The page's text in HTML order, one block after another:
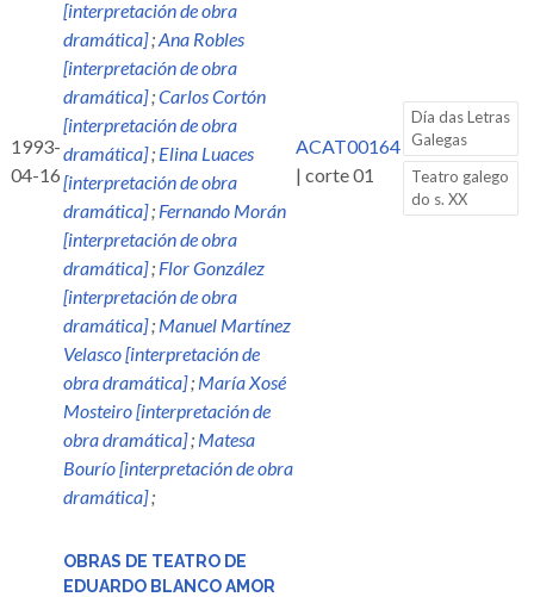
1993-
04-16
[interpretación de obra
dramática];Ana Robles
[interpretación de obra
dramática];Carlos Cortón
[interpretación de obra
dramática]; Elina Luaces
[interpretación de obra
dramática]; Fernando Morán
[interpretación de obra
dramática]; Flor González
[interpretación de obra
dramática]; Manuel Martínez
Velasco [interpretación de
obra dramática]; María Xosé
Mosteiro [interpretación de
obra dramática]; Matesa
Bourío [interpretación de obra
dramática];
ACAT00164
| corte 01
Día das Letras
Galegas
Teatro galego
do s. XX
OBRAS DE TEATRO DE
EDUARDO BLANCO AMOR